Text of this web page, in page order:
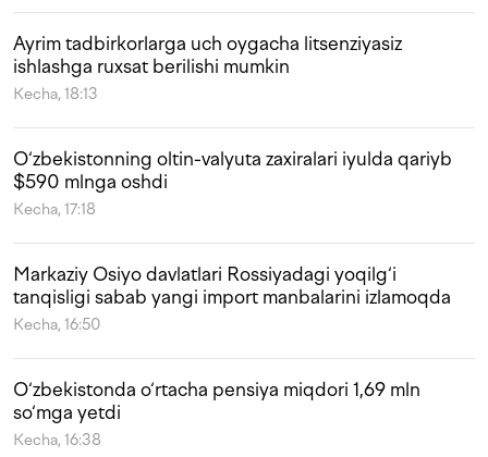
Ayrim tadbirkorlarga uch oygacha litsenziyasiz
ishlashga ruxsat berilishi mumkin
Kecha, 18:13
O‘zbekistonning oltin-valyuta zaxiralari iyulda qariyb
$590 mlnga oshdi
Kecha, 17:18
Markaziy Osiyo davlatlari Rossiyadagi yoqilg‘i
tanqisligi sabab yangi import manbalarini izlamoqda
Kecha, 16:50
O‘zbekistonda o‘rtacha pensiya miqdori 1,69 mln
so‘mga yetdi
Kecha, 16:38